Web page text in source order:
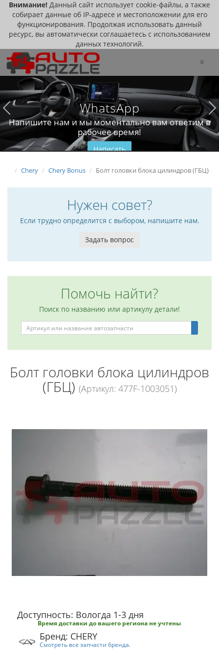
Внимание! Данный сайт использует cookie-файлы, а также
собирает данные об IP-адресе и местоположении для его
функционирования. Продолжая использовать данный
ресурс, вы автоматически соглашаетесь с использованием
данных технологий.
0
WhatsApp
Напишите нам и мы моментально вам ответим в
рабочее время!
Написать
Chery Chery Bonus Болт головки блока цилиндров (ГБЦ)
Нужен совет?
Если трудно определится с выбором, напишите нам.
Задать вопрос
Помочь найти?
Поиск по названию или артикулу детали!
Болт головки блока цилиндров
(ГБЦ) (Артикул: 477F-1003051)
Доступность: Вологда 1-3 дня
Время доставки до вашего региона не учтены
Бренд: CHERY
Смотреть все запчасти бренда.